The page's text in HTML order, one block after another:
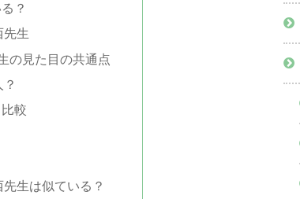
？
先生
の見た目の共通点
較
生は似ている？